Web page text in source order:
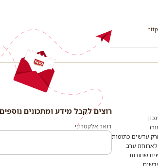
עדשים כתומות
ערב
שחורות
רוצים
מידע
ומתכונים
נוספים?
לרשימת
רוצים לקבל מידע ומתכונים
דואר אלקטרוני